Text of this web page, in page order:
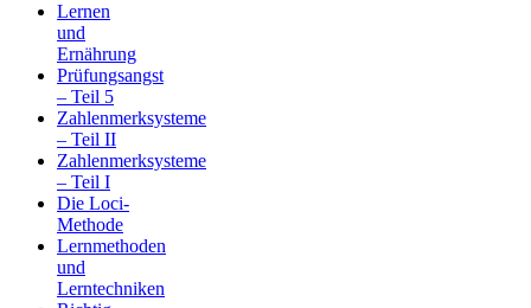
Lernen
und
Ernährung
Prüfungsangst
– Teil 5
Zahlenmerksysteme
– Teil II
Zahlenmerksysteme
– Teil I
Die Loci-
Methode
Lernmethoden
und
Lerntechniken